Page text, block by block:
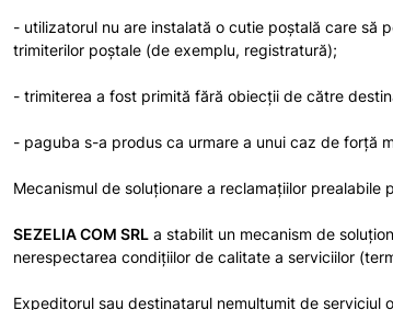
- utilizatorul nu are instalată o cutie poştală care să
trimiterilor poştale (de exemplu, registratură);
- trimiterea a fost primită fără obiecţii de către
- paguba s-a produs ca urmare a unui caz de forţă
Mecanismul de soluţionare a reclamaţiilor prealabile
SEZELIA COM SRL a stabilit un mecanism de
nerespectarea condiţiilor de calitate a serviciilor
Expeditorul sau destinatarul nemulţumit de